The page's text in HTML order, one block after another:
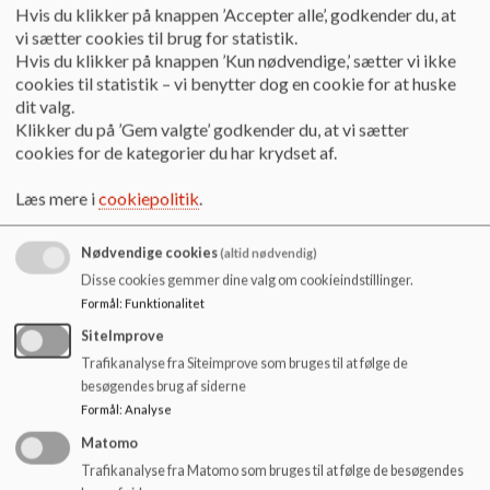
som underviser i 0. klasse og er SFO
pædagog fortæller således: “
nuværende bh.kl. har flere gange i løbet af
skoleåret fælles idræts-lektioner i Hallen.
Formål og udbytte:
-motivation, lyst til og forståelse for
bevægelse, leg og idræt.
-kendskab til skolens elever, personale,
lokaler og faciliteter.
-skabe relationer og styrke
samarbejdsevner.”
Efter nytår bytter rød gruppe og 0. klasse
roller en formiddag om ugen. På denne
måde får børnehavebørnene indsigt i,
Hvis du klikker på knappen ’Accepter alle’, godkender du, at
vi sætter cookies til brug for statistik.
Hvis du klikker på knappen ’Kun nødvendige,’ sætter vi ikke
cookies til statistik – vi benytter dog en cookie for at huske
dit valg.
Klikker du på ’Gem valgte’ godkender du, at vi sætter
cookies for de kategorier du har krydset af.
Læs mere icookiepolitik.
Nødvendige cookies(altid nødvendig)
Disse cookies gemmer dine valg om cookieindstillinger.
Formål: Funktionalitet
SiteImprove
Trafikanalyse fra Siteimprove som bruges til at følge de
besøgendes brug af siderne
Formål : Analyse
Matomo
Trafikanalyse fra Matomo som bruges til at følge de besøgendes